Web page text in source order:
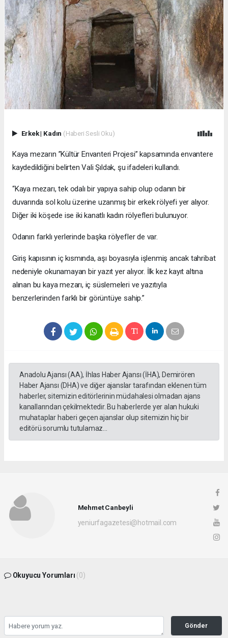
Erkek| Kadın (Haberi Sesli Oku)
Kaya mezarın ”Kültür Envanteri Projesi” kapsamında envantere
kaydedildiğini belirten Vali Şıldak, şu ifadeleri kullandı.
“Kaya mezarı, tek odalı bir yapıya sahip olup odanın bir
duvarında sol kolu üzerine uzanmış bir erkek rölyefi yer alıyor.
Diğer iki köşede ise iki kanatlı kadın rölyefleri bulunuyor.
Odanın farklı yerlerinde başka rölyefler de var.
Giriş kapısının iç kısmında, aşı boyasıyla işlenmiş ancak tahribat
nedeniyle okunamayan bir yazıt yer alıyor. İlk kez kayıt altına
alınan bu kaya mezarı, iç süslemeleri ve yazıtıyla
benzerlerinden farklı bir görüntüye sahip.”
Anadolu Ajansı (AA), İhlas Haber Ajansı (İHA), Demirören
Haber Ajansı (DHA) ve diğer ajanslar tarafından eklenen tüm
haberler, sitemizin editörlerinin müdahalesi olmadan ajans
kanallarından çekilmektedir. Bu haberlerde yer alan hukuki
muhataplar haberi geçen ajanslar olup sitemizin hiç bir
editörü sorumlu tutulamaz...
Mehmet Canbeyli
yeniurfagazetesi@hotmail.com
Okuyucu Yorumları (0)
Gönder